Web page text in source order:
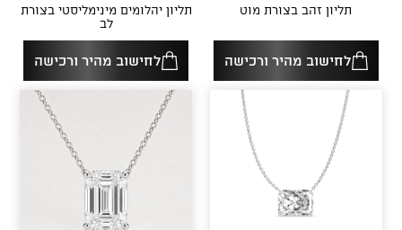
תליון זהב בצורת מוט
לחישוב מהיר ורכישה
תליון יהלומים מינימליסטי בצורת
לב
לחישוב מהיר ורכישה